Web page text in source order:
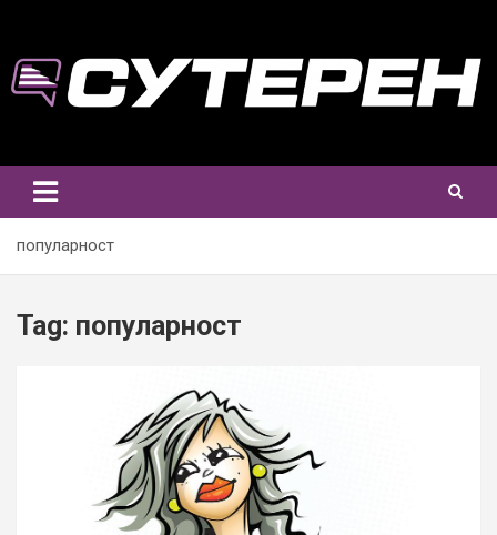
content
популарност
Tag: популарност